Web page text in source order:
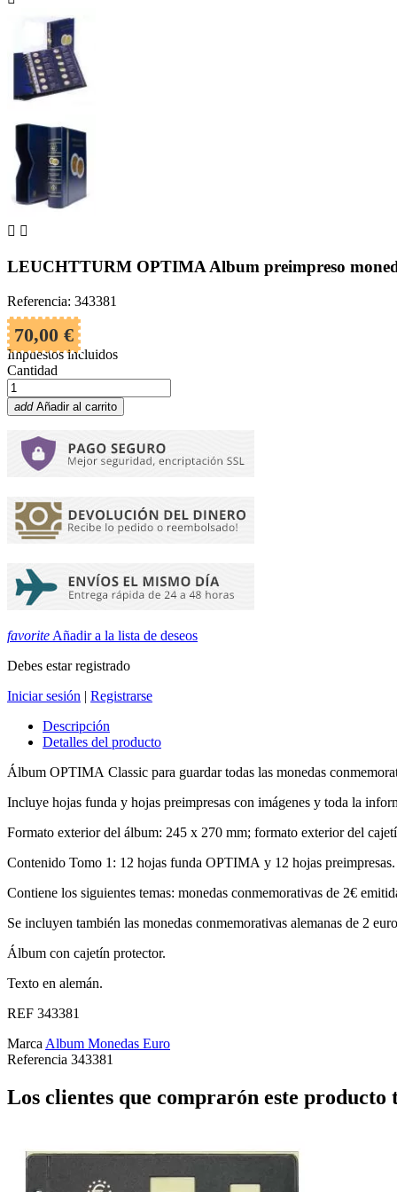
 
LEUCHTTURM OPTIMA Album preimpreso
Referencia: 343381
70,00 €
Impuestos incluidos
Cantidad
add Añadir al carrito
favorite Añadir a la lista de deseos
Debes estar registrado
Iniciar sesión | Registrarse
Descripción
Detalles del producto
Álbum OPTIMA Classic para guardar todas las monedas
Incluye hojas funda y hojas preimpresas con imágenes y toda la
Formato exterior del álbum: 245 x 270 mm; formato exterior del
Contenido Tomo 1: 12 hojas funda OPTIMA y 12 hojas
Contiene los siguientes temas: monedas conmemorativas de 2€
Se incluyen también las monedas conmemorativas alemanas de 2
Álbum con cajetín protector.
Texto en alemán.
REF 343381
Marca Album Monedas Euro
Referencia 343381
Los clientes que comprarón este